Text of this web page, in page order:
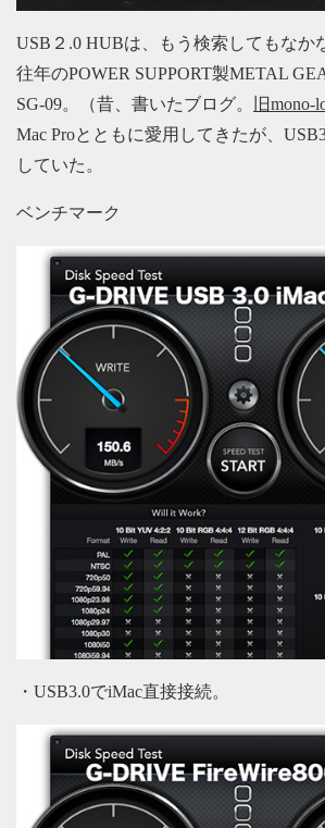
USB２.0 HUBは、もう検索してもなか
往年のPOWER SUPPORT製METAL
SG-09。（昔、書いたブログ。
旧mono-
Mac Proとともに愛用してきたが、
していた。
ベンチマーク
・USB3.0でiMac直接接続。